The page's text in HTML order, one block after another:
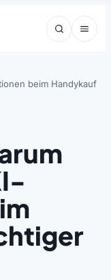
beim Handykauf